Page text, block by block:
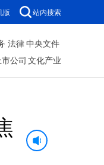
版 站内搜索
法律中央文件
公司 文化产业